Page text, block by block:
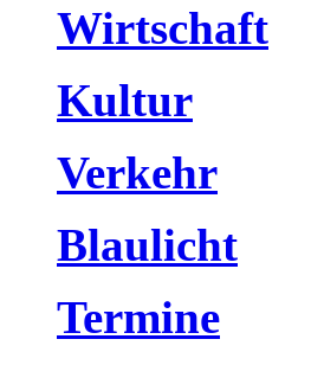
Wirtschaft
Kultur
Verkehr
Blaulicht
Termine